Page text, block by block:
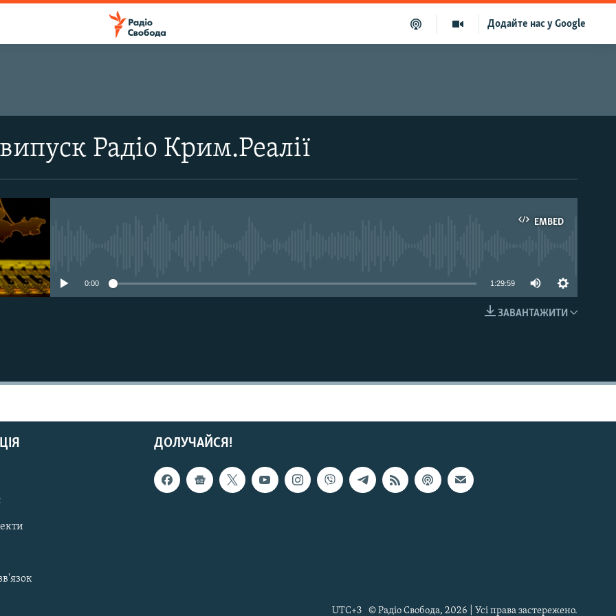
Додайте нас у Google
Радіо Крим.Реалії
EMBED
0:00 1:29:59
ЗАВАНТАЖИТИ
ДОЛУЧАЙСЯ!
© Радіо Свобода, 2026 | Усі права застережено.
UTC+3